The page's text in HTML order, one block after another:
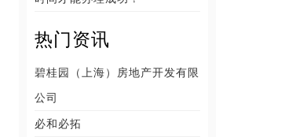
热门资讯
碧桂园（上海）房地产开发有限
公司
必和必拓